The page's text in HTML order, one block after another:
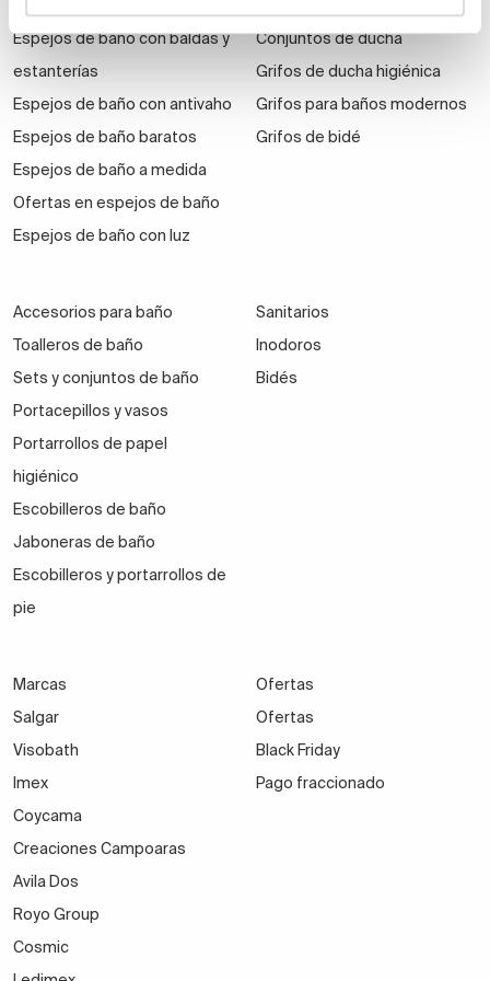
Espejos de baño con baldas y
estanterías
Espejos de baño con antivaho
Espejos de baño baratos
Espejos de baño a medida
Ofertas en espejos de baño
Espejos de baño con luz
Conjuntos de ducha
Grifos de ducha higiénica
Grifos para baños modernos
Grifos de bidé
Accesorios para baño
Toalleros de baño
Sets y conjuntos de baño
Portacepillos y vasos
Portarrollos de papel
higiénico
Escobilleros de baño
Jaboneras de baño
Escobilleros y portarrollos de
pie
Sanitarios
Inodoros
Bidés
Marcas
Salgar
Visobath
Imex
Coycama
Creaciones Campoaras
Avila Dos
Royo Group
Cosmic
Ofertas
Ofertas
Black Friday
Pago fraccionado